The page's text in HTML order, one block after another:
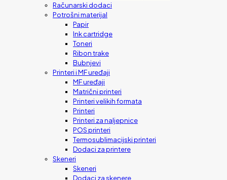
Računarski dodaci
Potrošni materijal
Papir
Ink cartridge
Toneri
Ribon trake
Bubnjevi
Printeri i MF uređaji
MF uređaji
Matrični printeri
Printeri velikih formata
Printeri
Printeri za naljepnice
POS printeri
Termosublimacijski printeri
Dodaci za printere
Skeneri
Skeneri
Dodaci za skenere